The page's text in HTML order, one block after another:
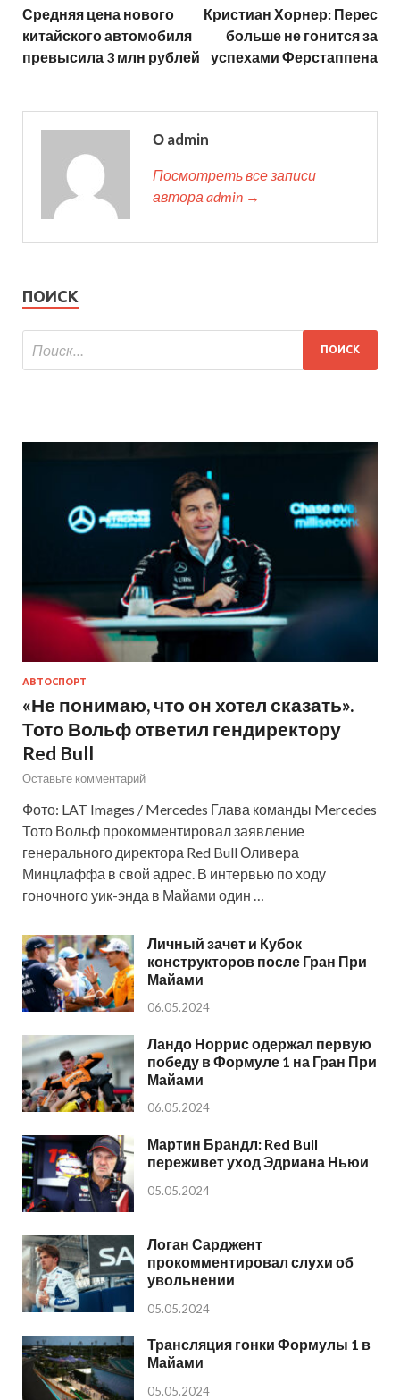
Средняя цена нового
китайского автомобиля
превысила 3 млн рублей
Кристиан Хорнер: Перес
больше не гонится за
успехами Ферстаппена
О admin
Посмотреть все записи
автора admin →
ПОИСК
АВТОСПОРТ
«Не понимаю, что он хотел сказать».
Тото Вольф ответил гендиректору
Red Bull
Оставьте комментарий
Фото: LAT Images / Mercedes Глава команды Mercedes
Тото Вольф прокомментировал заявление
генерального директора Red Bull Оливера
Минцлаффа в свой адрес. В интервью по ходу
гоночного уик-энда в Майами один …
Личный зачет и Кубок
конструкторов после Гран При
Майами
06.05.2024
Ландо Норрис одержал первую
победу в Формуле 1 на Гран При
Майами
06.05.2024
Мартин Брандл: Red Bull
переживет уход Эдриана Ньюи
05.05.2024
Логан Сарджент
прокомментировал слухи об
увольнении
05.05.2024
Трансляция гонки Формулы 1 в
Майами
05.05.2024